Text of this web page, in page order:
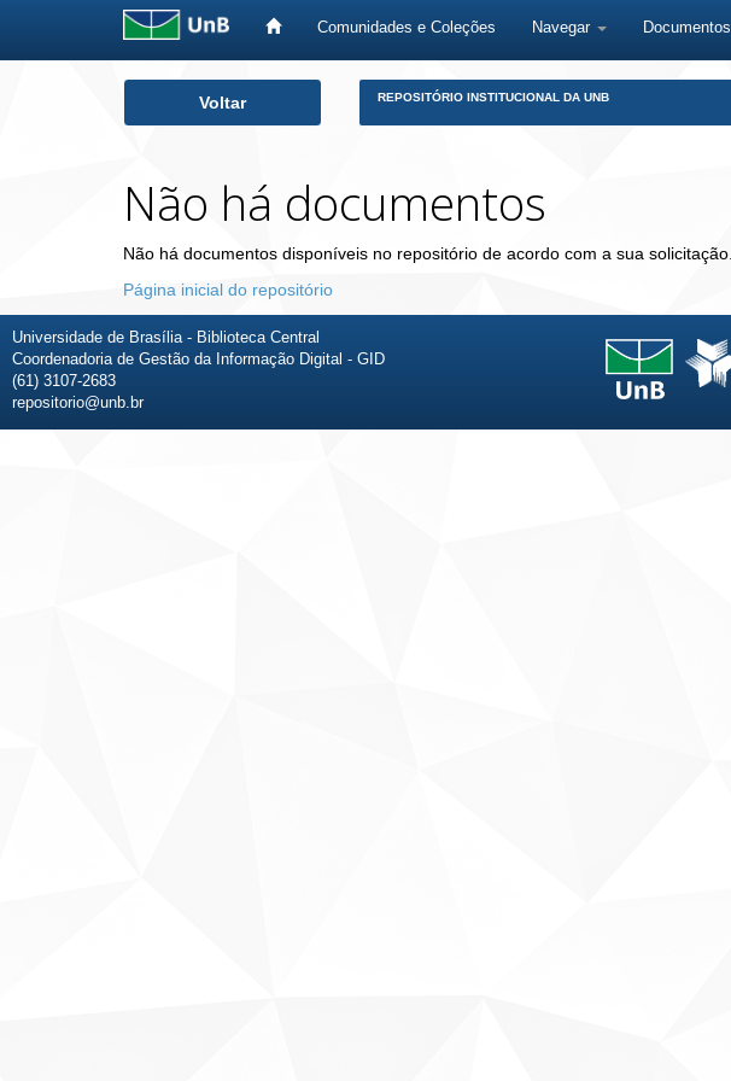
Comunidades e Coleções Navegar Documentos
Voltar REPOSITÓRIO INSTITUCIONAL DA UNB
Não há documentos
Não há documentos disponíveis no repositório de acordo com a sua solicitação.
Página inicial do repositório
Universidade de Brasília - Biblioteca Central
Coordenadoria de Gestão da Informação Digital - GID
(61) 3107-2683
repositorio@unb.br